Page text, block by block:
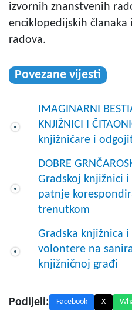
izvornih znanstvenih
enciklopedijskih
radova.
Povezane vijesti
IMAGINARNI
KNJIŽNICI I
knjižničare i
DOBRE
Gradskoj knjižnici
patnje
trenutkom
Gradska knjižnica
volontere na
knjižničnoj građi
Podijeli: Facebook X